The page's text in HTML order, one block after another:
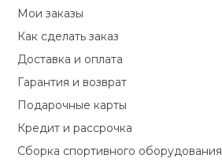
Мои заказы
Как сделать заказ
Доставка и оплата
Гарантия и возврат
Подарочные карты
Кредит и рассрочка
Сборка спортивного оборудования